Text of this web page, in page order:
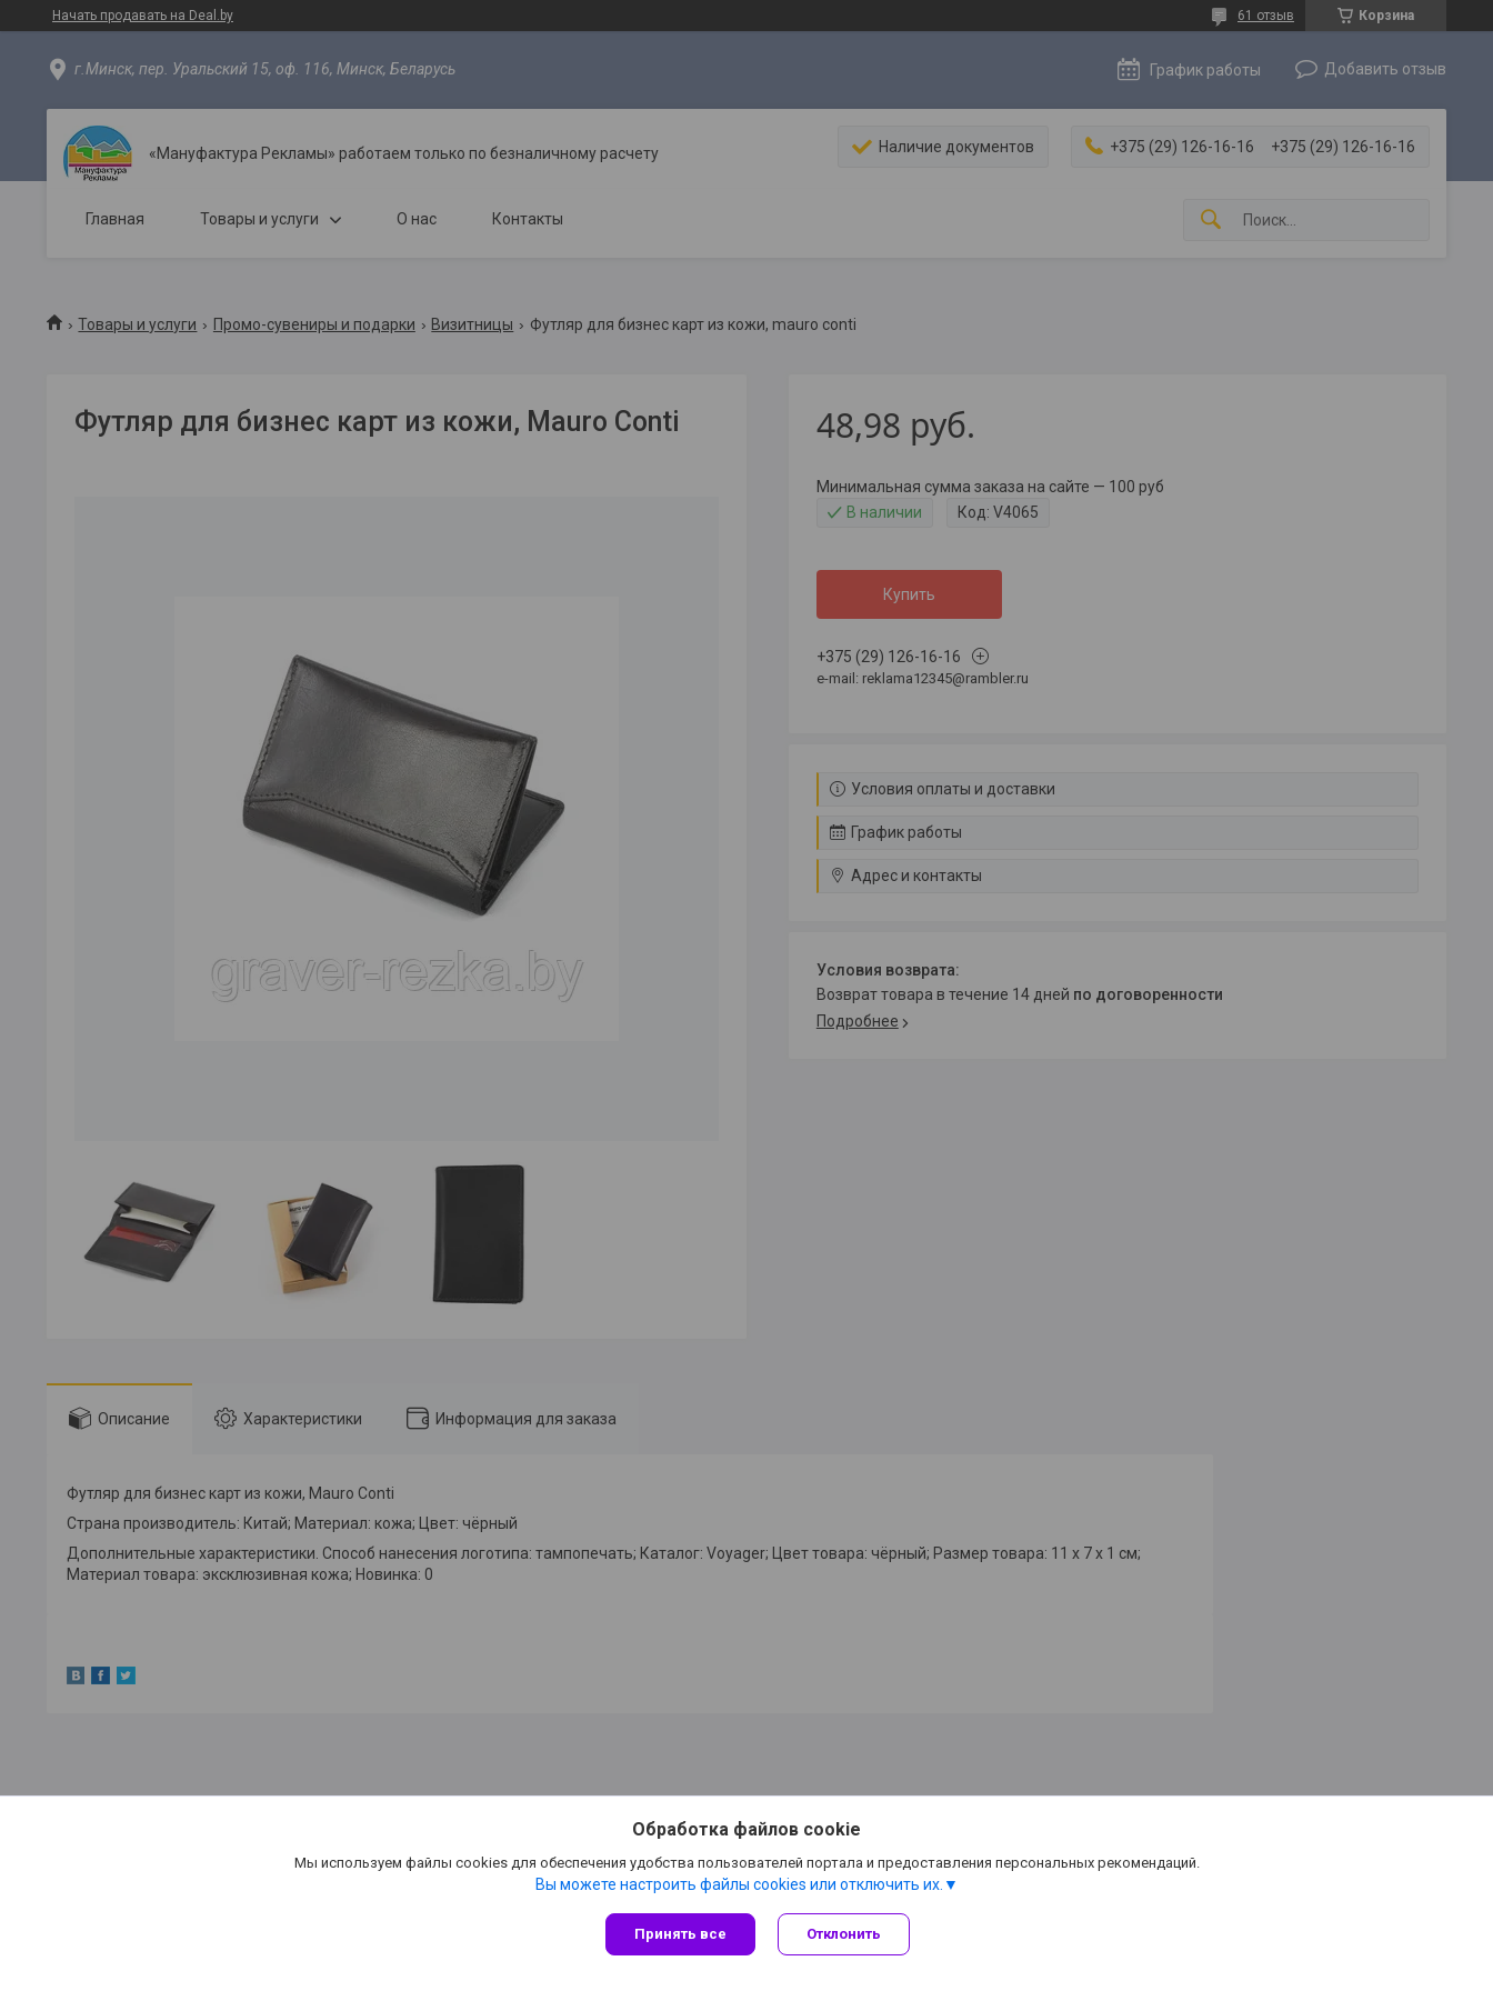
Начать продавать на Deal.by Корзина
61 отзыв
г.Минск, пер. Уральский 15, оф. 116, Минск, Беларусь График работы Добавить отзыв
«Мануфактура Рекламы» работаем только по безналичному расчету Наличие документов +375 (29) 126-16-16 +375 (29) 126-16-16
Главная Товары и услуги О нас Контакты
Товары и услуги Промо-сувениры и подарки Визитницы Футляр для бизнес карт из кожи, mauro conti
Футляр для бизнес карт из кожи, Mauro Conti 48,98 руб.
Минимальная сумма заказа на сайте — 100 руб
В наличии
Код: V4065
Купить
+375 (29) 126-16-16
e-mail: reklama12345@rambler.ru
Условия оплаты и доставки
График работы
Адрес и контакты
возврат товара в течение 14 дней по договоренности
Подробнее
Описание Характеристики Информация для заказа
Футляр для бизнес карт из кожи, Mauro Conti
Страна производитель: Китай; Материал: кожа; Цвет: чёрный
Дополнительные характеристики. Способ нанесения логотипа: тампопечать; Каталог: Voyager; Цвет товара: чёрный; Размер товара: 11 x 7 x 1 см;
Материал товара: эксклюзивная кожа; Новинка: 0
Сайт создан на платформе Deal.by
Политика обработки файлов cookies
Обработка файлов cookie
Мы используем файлы cookies для обеспечения удобства пользователей портала и предоставления персональных рекомендаций.
Вы можете настроить файлы cookies или отключить их.
Принять все Отклонить